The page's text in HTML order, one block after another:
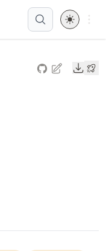
Open